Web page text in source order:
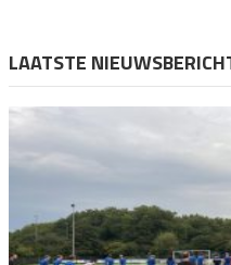
LAATSTE